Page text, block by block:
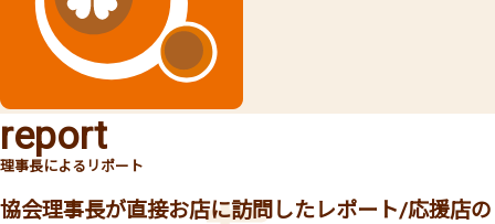
理事長によるリポート
report
協会理事長が直接お店に訪問したレポート/応援店の